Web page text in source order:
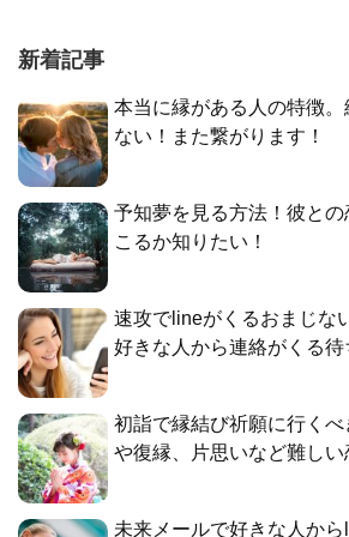
新着記事
本当に縁がある人の特徴
ない！また繋がります！
予知夢を見る方法！彼と
こるか知りたい！
速攻でlineがくるおまじな
好きな人から連絡がくる待
初詣で縁結び祈願に行く
や復縁、片思いなど難しい
未来メールで好きな人か